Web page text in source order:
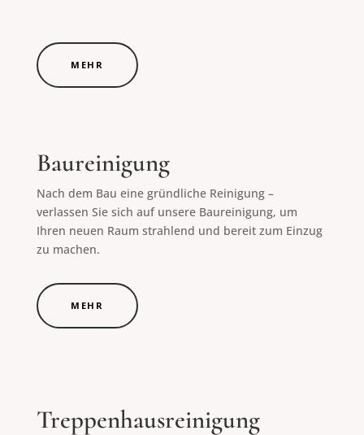
MEHR
Baureinigung
Nach dem Bau eine gründliche Reinigung –
verlassen Sie sich auf unsere Baureinigung, um
Ihren neuen Raum strahlend und bereit zum Einzug
zu machen.
MEHR
Treppenhausreinigung